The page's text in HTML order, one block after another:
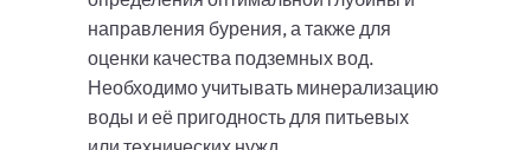
направления бурения, а также для
оценки качества подземных вод.
Необходимо учитывать минерализацию
воды и её пригодность для питьевых